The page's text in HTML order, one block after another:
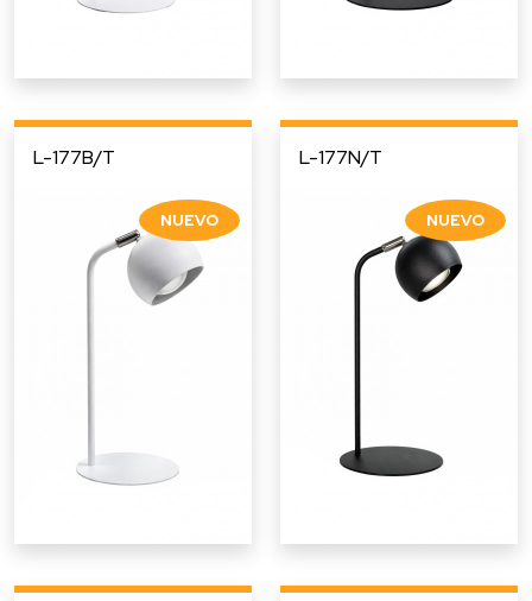
L-177B/T L-177N/T